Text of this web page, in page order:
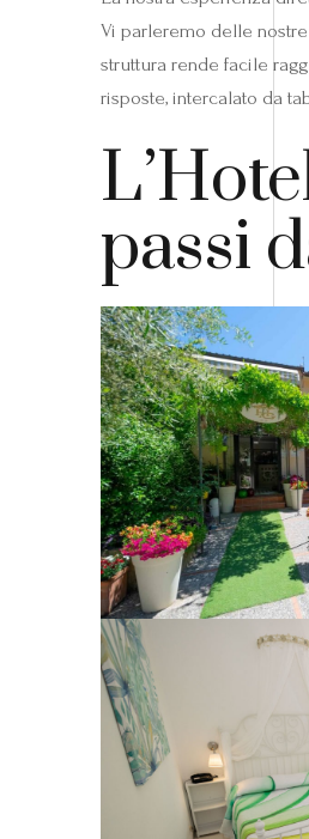
Vi parleremo delle
struttura rende facile
risposte, intercalato da
passi